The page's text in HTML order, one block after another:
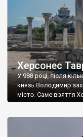
Херсонес
У 988 році, після
князь Володимир
місто. Саме взяття
диктувати свої
Херсонесі
А потім було